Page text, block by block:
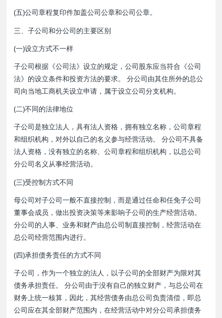
(五)公司章程复印件加盖公司公章和公司公章。
三、子公司和分公司的主要区别
(一)设立方式不一样
子公司根据《公司法》设立的规定，公司股东应当符合《公司
法》的设立条件和投资方法的要求。 分公司由其住所外的总公
司向当地工商机关设立申请，属于设立公司分支机构。
(二)不同的法律地位
子公司是独立法人，具有法人资格，拥有独立名称，公司章程
和组织机构，对外以自己的名义参与经营活动。 分公司不具备
法人资格，没有独立的名称、公司章程和组织机构，以总公司
分公司名义从事经营活动。
(三)受控制方式不同
母公司对子公司一般不直接控制，而是通过任命和任免子公司
董事会成员，做出投资决策等来影响子公司的生产经营活动。
分公司的人事、业务和财产由总公司制直接控制，经营活动在
总公司经营范围内进行。
(四)承担债务责任的方式不同
子公司，作为一个独立的法人，以子公司的全部财产为限对其
债务承担责任。 分公司由于没有自己的独立财产，与总公司在
财务上统一核算，因此，其经营债务由总公司负责清偿，即总
公司应在其全部财产范围内，在经营活动中对分公司承担债务